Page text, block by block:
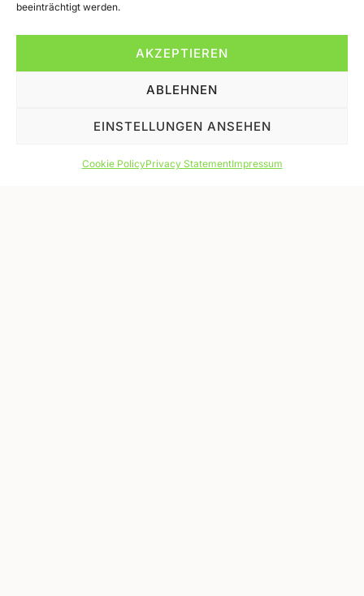
beeinträchtigt werden.
AKZEPTIEREN
ABLEHNEN
EINSTELLUNGEN ANSEHEN
Cookie PolicyPrivacy StatementImpressum
Außen knusprig und innen fluffig.